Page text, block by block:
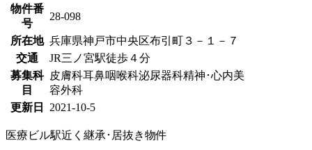
物件番
号
28-098
所在地 兵庫県神戸市中央区布引町３－１－７
交通
JR三ノ宮駅徒歩４分
募集科
目
皮膚科耳鼻咽喉科泌尿器科精神･心内美
容外科
更新日
2021-10-5
医療ビル駅近く 継承･居抜き物件